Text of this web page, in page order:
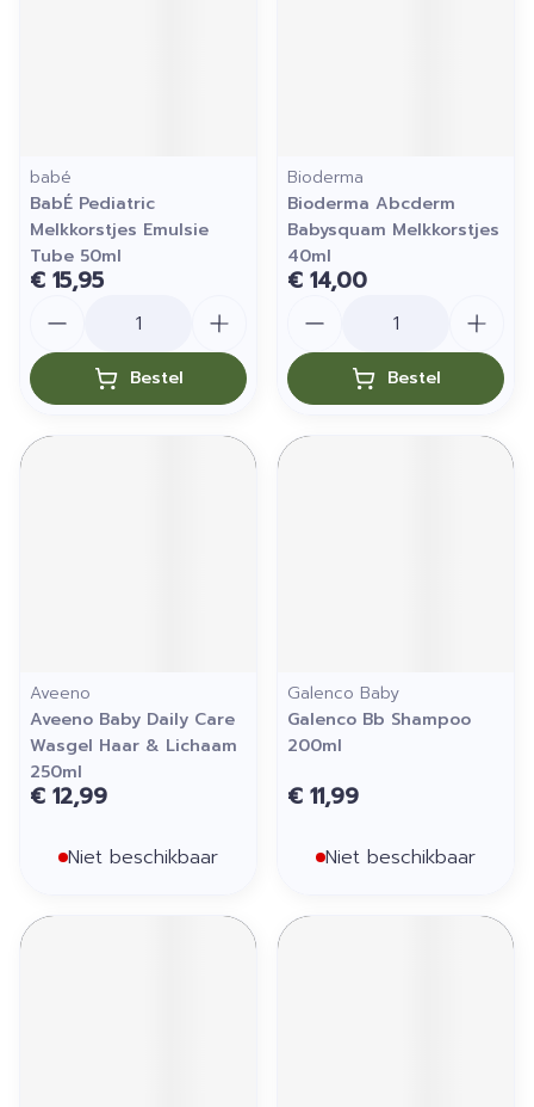
babé
BabÉ Pediatric
Melkkorstjes Emulsie
Tube 50ml
€ 15,95
Bestel
Bioderma
Bioderma Abcderm
Babysquam Melkkorstjes
40ml
€ 14,00
Bestel
Aveeno
Aveeno Baby Daily Care
Wasgel Haar & Lichaam
250ml
€ 12,99
Niet beschikbaar
Galenco Baby
Galenco Bb Shampoo
200ml
€ 11,99
Niet beschikbaar